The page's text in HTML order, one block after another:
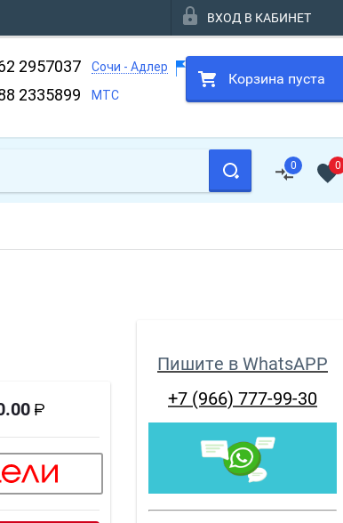
ВХОД В КАБИНЕТ
2957037 Сочи - Адлер
2335899 МТС
Корзина пуста
0 0
Пишите в WhatsAPP
+7 (966) 777-99-30